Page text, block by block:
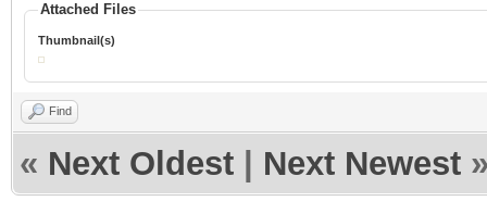
Attached Files
Thumbnail(s)
Find
« Next Oldest Next Newest